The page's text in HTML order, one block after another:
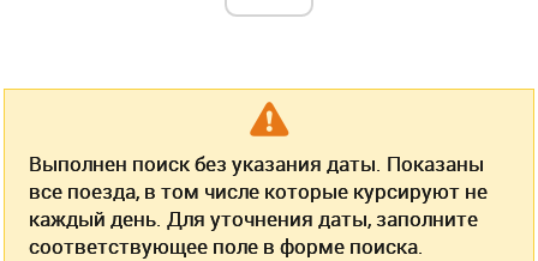
Выполнен поиск без указания даты. Показаны
все поезда, в том числе которые курсируют не
каждый день. Для уточнения даты, заполните
соответствующее поле в форме поиска.